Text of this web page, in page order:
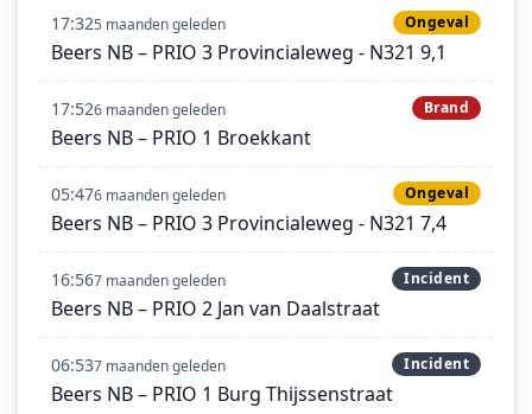
17:325 maanden geleden Ongeval
Beers NB – PRIO 3 Provincialeweg - N321 9,1
17:526 maanden geleden Brand
Beers NB – PRIO 1 Broekkant
05:476 maanden geleden Ongeval
Beers NB – PRIO 3 Provincialeweg - N321 7,4
16:567 maanden geleden Incident
Beers NB – PRIO 2 Jan van Daalstraat
06:537 maanden geleden Incident
Beers NB – PRIO 1 Burg Thijssenstraat